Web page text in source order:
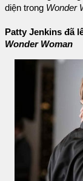
diện trong Wonder
Patty Jenkins đã
Wonder Woman